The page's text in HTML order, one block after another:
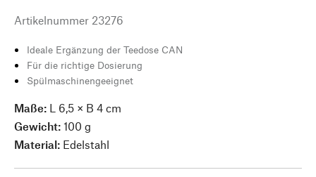
Artikelnummer 23276
Ideale Ergänzung der Teedose CAN
Für die richtige Dosierung
Spülmaschinengeeignet
Maße: L 6,5 × B 4 cm
Gewicht: 100 g
Material: Edelstahl